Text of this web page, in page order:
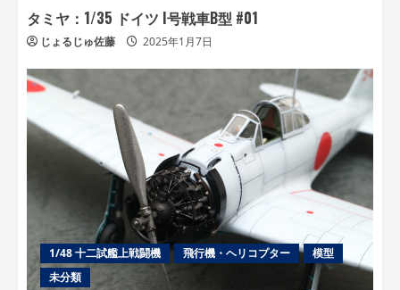
タミヤ：1/35 ドイツ I号戦車B型 #01
じょるじゅ佐藤 2025年1月7日
1/48 十二試艦上戦闘機 飛行機・ヘリコプター
模型
未分類